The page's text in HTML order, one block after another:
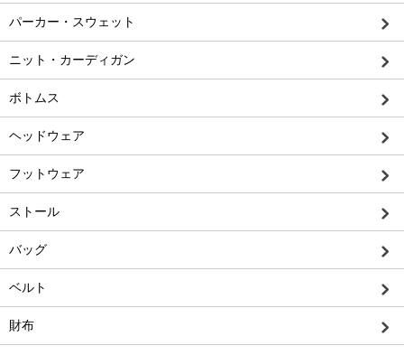
パーカー・スウェット
ニット・カーディガン
ボトムス
ヘッドウェア
フットウェア
ストール
バッグ
ベルト
財布